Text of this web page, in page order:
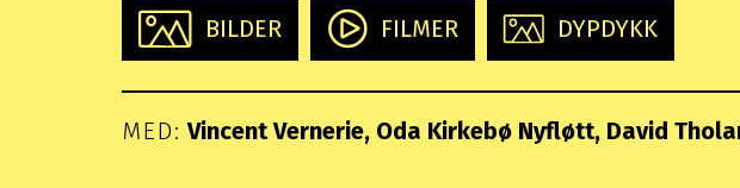
BILDER FILMER DYPDYKK
MED: Vincent Vernerie Oda Kirkebø Nyfløtt David